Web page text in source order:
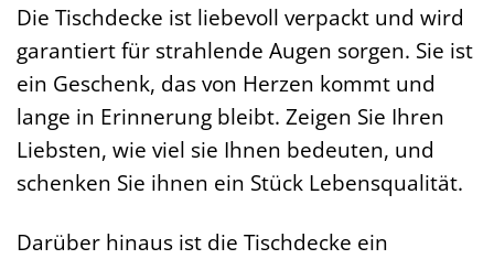
Die Tischdecke ist liebevoll verpackt und wird
garantiert für strahlende Augen sorgen. Sie ist
ein Geschenk, das von Herzen kommt und
lange in Erinnerung bleibt. Zeigen Sie Ihren
Liebsten, wie viel sie Ihnen bedeuten, und
schenken Sie ihnen ein Stück Lebensqualität.
Darüber hinaus ist die Tischdecke ein